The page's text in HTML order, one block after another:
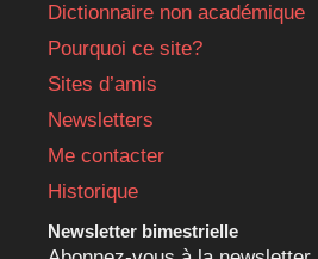
Dictionnaire non académique
Pourquoi ce site?
Sites d’amis
Newsletters
Me contacter
Historique
Newsletter bimestrielle